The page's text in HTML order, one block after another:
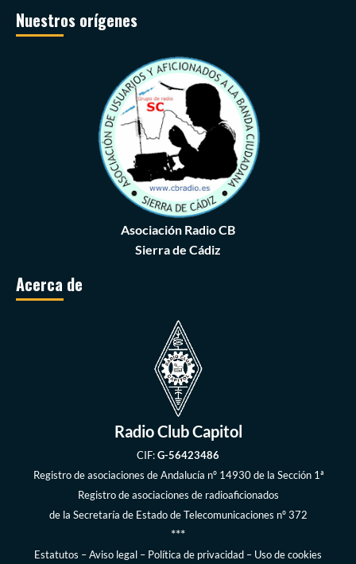
Nuestros orígenes
Asociación Radio CB
Sierra de Cádiz
Acerca de
Radio Club Capitol
CIF:G-56423486
Registro de asociaciones de Andalucía nº 14930 de la Sección 1ª
Registro de asociaciones de radioaficionados
de la Secretaría de Estado de Telecomunicaciones nº 372
***
Estatutos –Aviso legal – Política de privacidad – Uso de cookies